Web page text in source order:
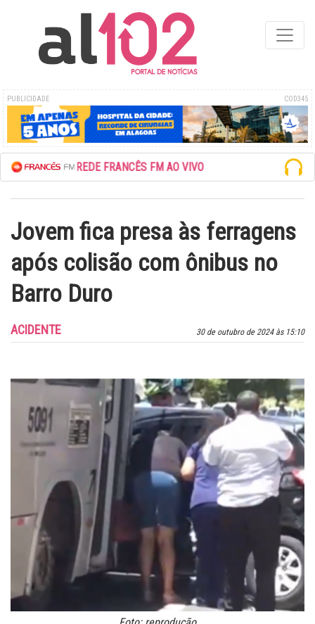
PUBLICIDADE COD345
ESCUTE A REDE FRANCÊS FM AO VIVO
Jovem fica presa às ferragens
após colisão com ônibus no
Barro Duro
30 de outubro de 2024 às 15:10
ACIDENTE